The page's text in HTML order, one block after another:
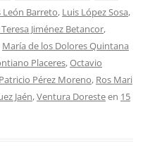
León Barreto, Luis López Sosa,
Teresa Jiménez Betancor,
María de los Dolores Quintana
Placeres,Octavio
Patricio Pérez Moreno, Ros Mari
Jaén,Ventura Doresteen 15